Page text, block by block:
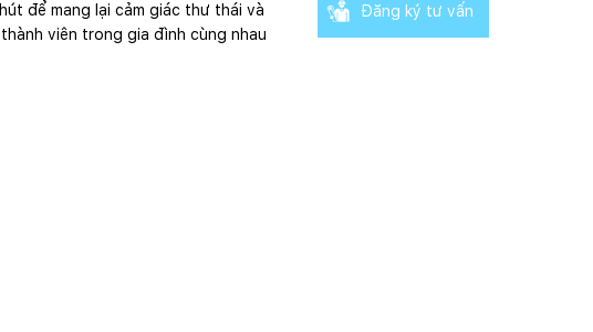
để mang lại cảm giác thư thái và
viên trong gia đình cùng nhau
Đăng ký tư vấn